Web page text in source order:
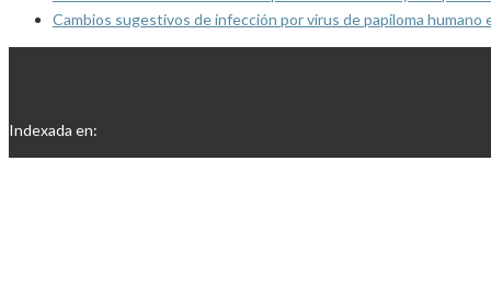
Cambios sugestivos de infección por virus de papiloma
Indexada en: